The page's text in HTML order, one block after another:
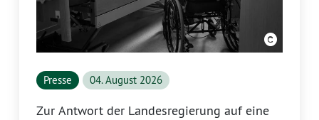
Presse 04. August 2026
Zur Antwort der Landesregierung auf eine